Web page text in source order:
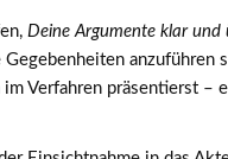
Deine Argumente klar und
anzuführen
Verfahren präsentierst –